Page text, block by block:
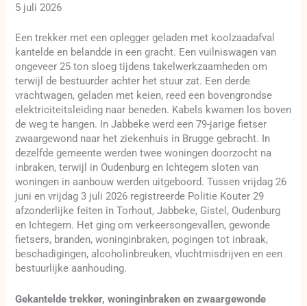
5 juli 2026
Een trekker met een oplegger geladen met koolzaadafval
kantelde en belandde in een gracht. Een vuilniswagen van
ongeveer 25 ton sloeg tijdens takelwerkzaamheden om
terwijl de bestuurder achter het stuur zat. Een derde
vrachtwagen, geladen met keien, reed een bovengrondse
elektriciteitsleiding naar beneden. Kabels kwamen los boven
de weg te hangen. In Jabbeke werd een 79-jarige fietser
zwaargewond naar het ziekenhuis in Brugge gebracht. In
dezelfde gemeente werden twee woningen doorzocht na
inbraken, terwijl in Oudenburg en Ichtegem sloten van
woningen in aanbouw werden uitgeboord. Tussen vrijdag 26
juni en vrijdag 3 juli 2026 registreerde Politie Kouter 29
afzonderlijke feiten in Torhout, Jabbeke, Gistel, Oudenburg
en Ichtegem. Het ging om verkeersongevallen, gewonde
fietsers, branden, woninginbraken, pogingen tot inbraak,
beschadigingen, alcoholinbreuken, vluchtmisdrijven en een
bestuurlijke aanhouding.
Gekantelde trekker, woninginbraken en zwaargewonde